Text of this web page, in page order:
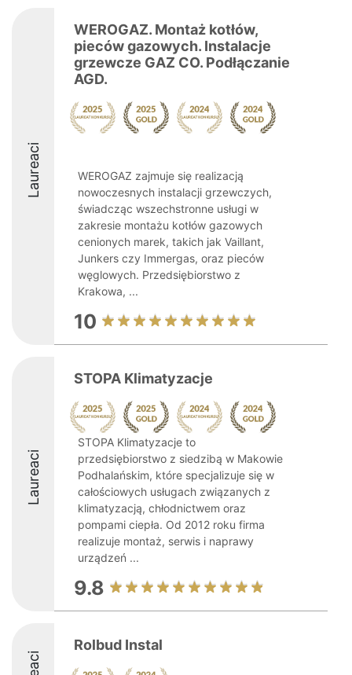
Laureaci
WEROGAZ. Montaż kotłów,
pieców gazowych. Instalacje
grzewcze GAZ CO. Podłączanie
AGD.
WEROGAZ zajmuje się realizacją
nowoczesnych instalacji grzewczych,
świadcząc wszechstronne usługi w
zakresie montażu kotłów gazowych
cenionych marek, takich jak Vaillant,
Junkers czy Immergas, oraz pieców
węglowych. Przedsiębiorstwo z
Krakowa, ...
10
Laureaci
STOPA Klimatyzacje
STOPA Klimatyzacje to
przedsiębiorstwo z siedzibą w Makowie
Podhalańskim, które specjalizuje się w
całościowych usługach związanych z
klimatyzacją, chłodnictwem oraz
pompami ciepła. Od 2012 roku firma
realizuje montaż, serwis i naprawy
urządzeń ...
9.8
Rolbud Instal